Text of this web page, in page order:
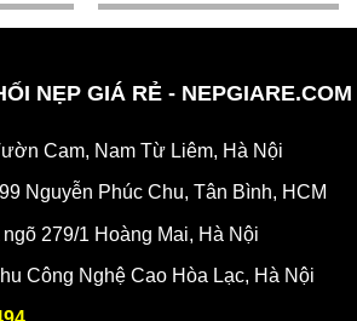
NẸP GIÁ RẺ - NEPGIARE.COM
Cam, Nam Từ Liêm, Hà Nội
Nguyễn Phúc Chu, Tân Bình, HCM
ngõ 279/1 Hoàng Mai, Hà Nội
Công Nghệ Cao Hòa Lạc, Hà Nội